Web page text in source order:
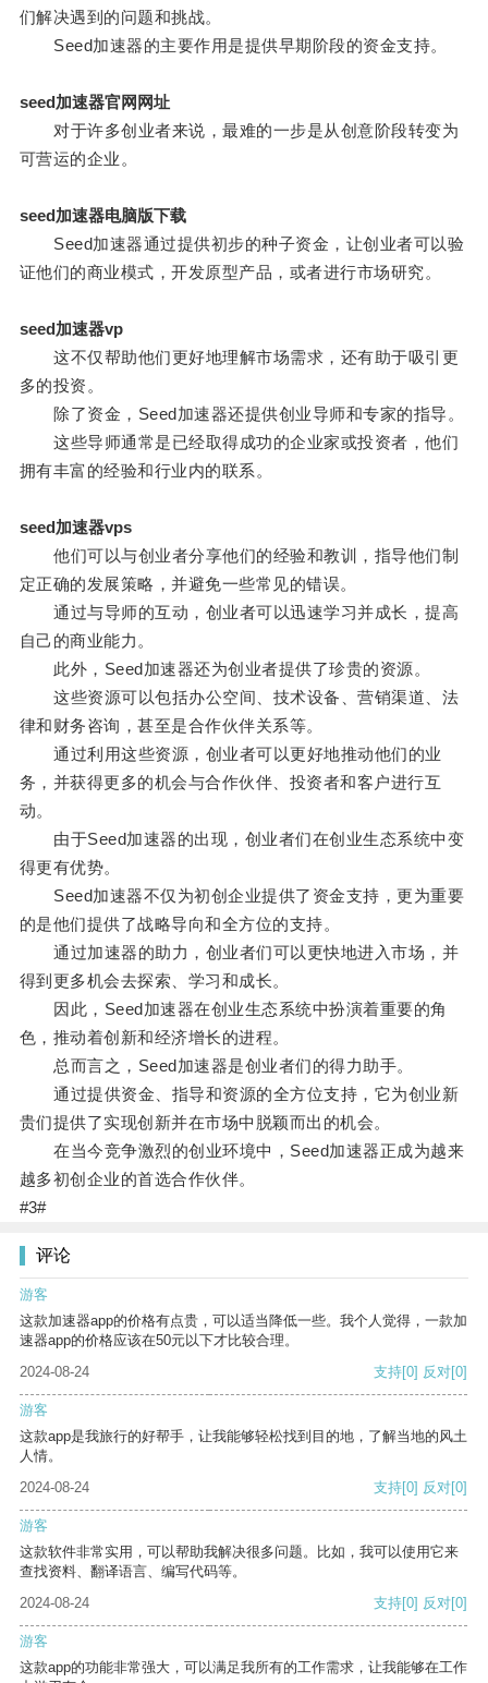
们解决遇到的问题和挑战。
Seed加速器的主要作用是提供早期阶段的资金支持。
seed加速器官网网址
对于许多创业者来说，最难的一步是从创意阶段转变为
可营运的企业。
seed加速器电脑版下载
Seed加速器通过提供初步的种子资金，让创业者可以验
证他们的商业模式，开发原型产品，或者进行市场研究。
seed加速器vp
这不仅帮助他们更好地理解市场需求，还有助于吸引更
多的投资。
除了资金，Seed加速器还提供创业导师和专家的指导。
这些导师通常是已经取得成功的企业家或投资者，他们
拥有丰富的经验和行业内的联系。
seed加速器vps
他们可以与创业者分享他们的经验和教训，指导他们制
定正确的发展策略，并避免一些常见的错误。
通过与导师的互动，创业者可以迅速学习并成长，提高
自己的商业能力。
此外，Seed加速器还为创业者提供了珍贵的资源。
这些资源可以包括办公空间、技术设备、营销渠道、法
律和财务咨询，甚至是合作伙伴关系等。
通过利用这些资源，创业者可以更好地推动他们的业
务，并获得更多的机会与合作伙伴、投资者和客户进行互
动。
由于Seed加速器的出现，创业者们在创业生态系统中变
得更有优势。
Seed加速器不仅为初创企业提供了资金支持，更为重要
的是他们提供了战略导向和全方位的支持。
通过加速器的助力，创业者们可以更快地进入市场，并
得到更多机会去探索、学习和成长。
因此，Seed加速器在创业生态系统中扮演着重要的角
色，推动着创新和经济增长的进程。
总而言之，Seed加速器是创业者们的得力助手。
通过提供资金、指导和资源的全方位支持，它为创业新
贵们提供了实现创新并在市场中脱颖而出的机会。
在当今竞争激烈的创业环境中，Seed加速器正成为越来
越多初创企业的首选合作伙伴。
#3#
评论
游客
这款加速器app的价格有点贵，可以适当降低一些。我个人觉得，一款加
速器app的价格应该在50元以下才比较合理。
2024-08-24
支持[0] 反对[0]
游客
这款app是我旅行的好帮手，让我能够轻松找到目的地，了解当地的风土
人情。
2024-08-24
支持[0] 反对[0]
游客
这款软件非常实用，可以帮助我解决很多问题。比如，我可以使用它来
查找资料、翻译语言、编写代码等。
2024-08-24
支持[0] 反对[0]
游客
这款app的功能非常强大，可以满足我所有的工作需求，让我能够在工作